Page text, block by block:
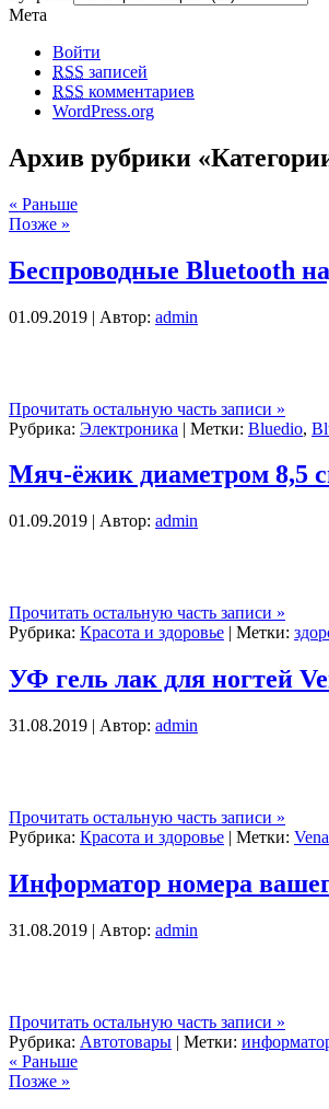
Мета
Войти
RSS записей
RSS комментариев
WordPress.org
Архив рубрики
« Раньше
Позже »
Беспроводные Bluetooth
01.09.2019 | Автор: admin
Прочитать остальную часть записи »
Рубрика: Электроника | Метки: Bluedio,
Мяч-ёжик диаметром 8,5
01.09.2019 | Автор: admin
Прочитать остальную часть записи »
Рубрика: Красота и здоровье | Метки:
УФ гель лак для ногтей
31.08.2019 | Автор: admin
Прочитать остальную часть записи »
Рубрика: Красота и здоровье | Метки:
Информатор номера
31.08.2019 | Автор: admin
Прочитать остальную часть записи »
Рубрика: Автотовары | Метки:
« Раньше
Позже »